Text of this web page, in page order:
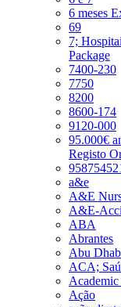
6 meses
69
7;
Package
7400-230
7750
8200
8600-174
9120-000
95.000€
Registo
a&e
A&E
A&E-
ABA
Abrantes
Abu
ACA;
Ação